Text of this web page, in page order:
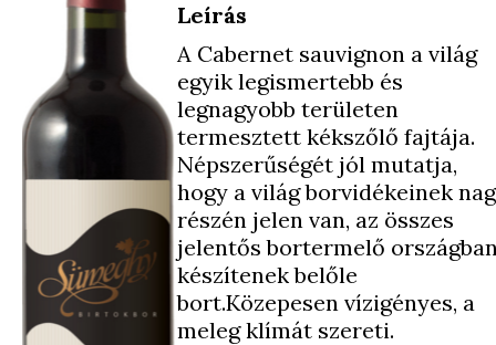
Leírás
A Cabernet sauvignon a világ
egyik legismertebb és
legnagyobb területen
termesztett kékszőlő fajtája.
Népszerűségét jól mutatja,
hogy a világ borvidékeinek
részén jelen van, az összes
jelentős bortermelő
készítenek belőle
bort.Közepesen vízigényes, a
meleg klímát szereti.